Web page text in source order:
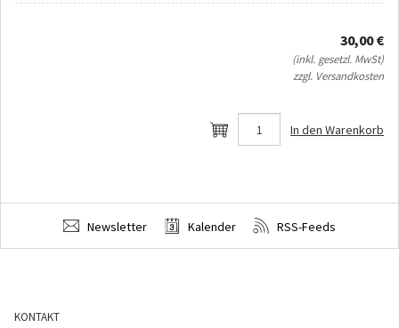
30,00 €
(inkl. gesetzl. MwSt)
zzgl. Versandkosten
In den Warenkorb
Newsletter Kalender RSS-Feeds
KONTAKT